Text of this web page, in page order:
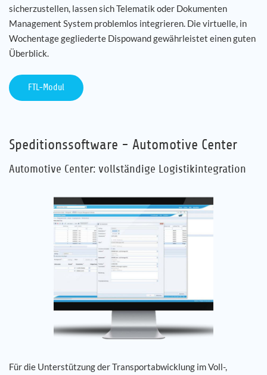
sicherzustellen, lassen sich Telematik oder Dokumenten
Management System problemlos integrieren. Die virtuelle, in
Wochentage gegliederte Dispowand gewährleistet einen guten
Überblick.
FTL-Modul
Speditionssoftware - Automotive Center
Automotive Center: vollständige Logistikintegration
Für die Unterstützung der Transportabwicklung im Voll-,